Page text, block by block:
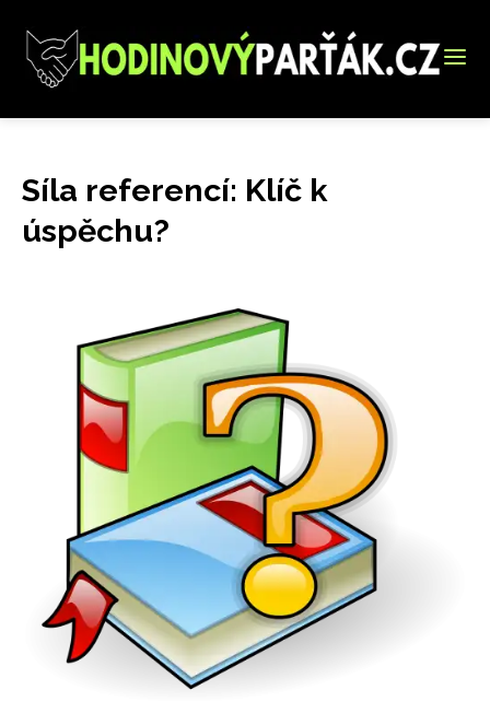
Síla referencí: Klíč k
úspěchu?